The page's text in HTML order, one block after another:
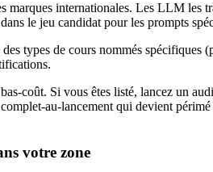
internationales. Les LLM les
le jeu candidat pour les prompts
types de cours nommés spécifiques
coût. Si vous êtes listé, lancez un
au-lancement qui devient
votre zone